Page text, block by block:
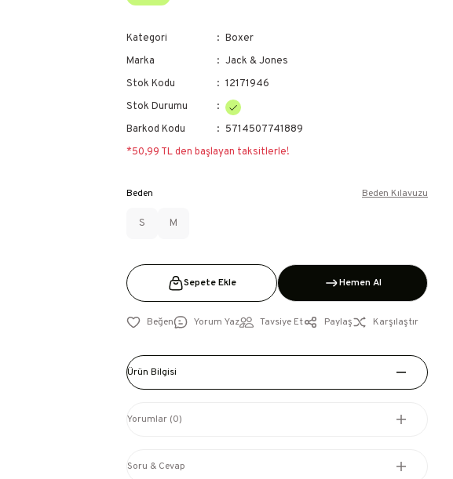
Kategori
Boxer
Marka
Jack & Jones
Stok Kodu
12171946
Stok Durumu
Barkod Kodu
5714507741889
*50,99 TL den başlayan taksitlerle!
Beden
S M
Beden Kılavuzu
Sepete Ekle Hemen Al
Yorum Yaz Tavsiye Et Paylaş Karşılaştır
Ürün Bilgisi
Yorumlar (0)
Soru & Cevap